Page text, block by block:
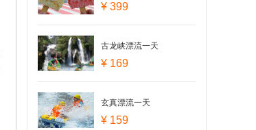
¥ 399
古龙峡漂流一天
¥ 169
玄真漂流一天
¥ 159